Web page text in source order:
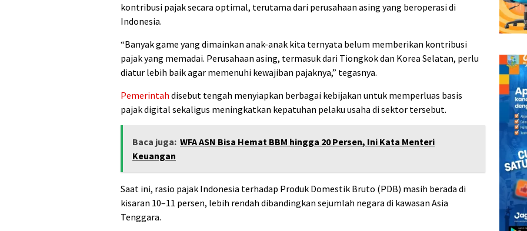
kontribusi pajak secara optimal, terutama dari perusahaan asing yang beroperasi di
Indonesia.
“Banyak game yang dimainkan anak-anak kita ternyata belum memberikan kontribusi
pajak yang memadai. Perusahaan asing, termasuk dari Tiongkok dan Korea Selatan, perlu
diatur lebih baik agar memenuhi kewajiban pajaknya,” tegasnya.
Pemerintah disebut tengah menyiapkan berbagai kebijakan untuk memperluas basis
pajak digital sekaligus meningkatkan kepatuhan pelaku usaha di sektor tersebut.
Baca juga: WFA ASN Bisa Hemat BBM hingga 20 Persen, Ini Kata Menteri
Keuangan
Saat ini, rasio pajak Indonesia terhadap Produk Domestik Bruto (PDB) masih berada di
kisaran 10–11 persen, lebih rendah dibandingkan sejumlah negara di kawasan Asia
Tenggara.